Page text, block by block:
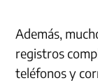
Además,
registros
teléfonos y